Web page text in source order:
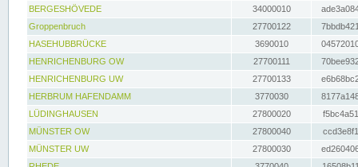
BERGESHÖVEDE
34000010
Groppenbruch
27700122
HASEHUBBRÜCKE
3690010
HENRICHENBURG OW
27700111
HENRICHENBURG UW
27700133
HERBRUM HAFENDAMM
3770030
LÜDINGHAUSEN
27800020
MÜNSTER OW
27800040
MÜNSTER UW
27800030